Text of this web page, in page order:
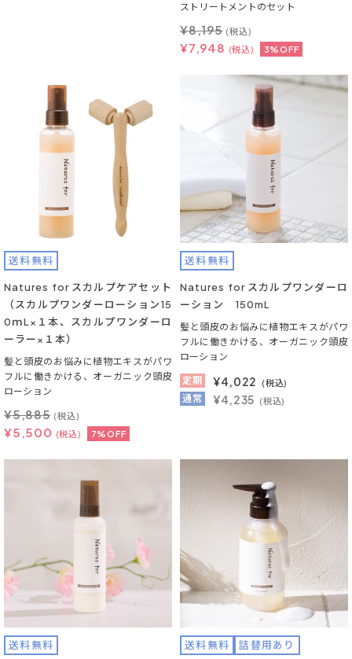
ストリートメントのセット
¥7,948 (税込) 3%OFF
¥8,195 (税込)
送料無料
Natures for スカルプケアセット
（スカルプワンダーローション15
0ｍL×１本、スカルプワンダーロ
ーラー×１本）
髪と頭皮のお悩みに植物エキスがパワ
フルに働きかける、オーガニック頭皮
ローション
¥5,500 (税込) 7%OFF
¥5,885 (税込)
送料無料
Natures for スカルプワンダーロ
ーション 150mL
髪と頭皮のお悩みに植物エキスがパワ
フルに働きかける、オーガニック頭皮
ローション
定期
¥4,022 (税込)
通常 ¥4,235 (税込)
送料無料 送料無料 詰替用あり